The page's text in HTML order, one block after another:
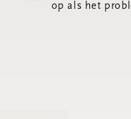
op als het